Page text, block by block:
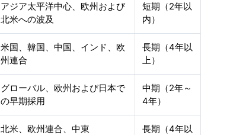
アジア太平洋中心、欧州および
北米への波及
短期（2年以
内）
米国、韓国、中国、インド、欧
州連合
長期（4年以
上）
グローバル、欧州および日本で
の早期採用
中期（2年～
4年）
北米、欧州連合、中東
長期（4年以